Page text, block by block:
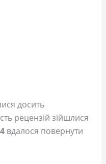
досить
рецензій зійшлися
вдалося повернути